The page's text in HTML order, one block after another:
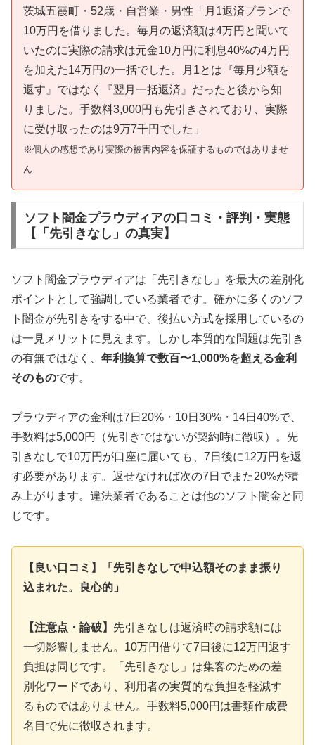
茨城五霞町・52歳・自営業・男性「月1返済プランで
10万円を借りました。毎月の返済額は4万円と聞いて
いたのに実際の請求は元金10万円に利息40%の4万円
を加えた14万円の一括でした。月1とは『毎月少額を
返す』ではなく『翌月一括返済』だったと後から知
りました。手数料3,000円も先引きされており、実際
に受け取ったのは9万7千円でした」
※個人の感想であり実際の被害内容を保証するものではありませ
ん
ソフト闇金プラウディアの口コミ・評判・実態
【「先引きなし」の真実】
ソフト闇金プラウディアは「先引きなし」を最大の差別化
ポイントとして強調している業者です。確かに多くのソフ
ト闇金が先引きをする中で、後払い方式を採用しているの
は一見メリットに見えます。しかし本質的な問題は先引き
の有無ではなく、 年利換算で数百〜1,000%を超える金利
そのものです。
プラウディアの金利は7日20%・10日30%・14日40%で、
手数料は5,000円（先引きではないが契約時に徴収）。先
引きなしで10万円が口座に届いても、7日後に12万円を返
す必要があります。返せなければ次の7日でまた20%が積
み上がります。違法業者であることは他のソフト闇金と同
じです。
【良い口コミ】「先引きなしで申込額そのまま振り
込まれた。良心的」
【注意点・論破】 先引きなしは返済時の請求額には
一切影響しません。10万円借りて7日後に12万円返す
負担は同じです。「先引きなし」は集客のための差
別化ワードであり、利用者の実質的な負担を軽減す
るものではありません。手数料5,000円は書類作成費
名目で先に徴収されます。